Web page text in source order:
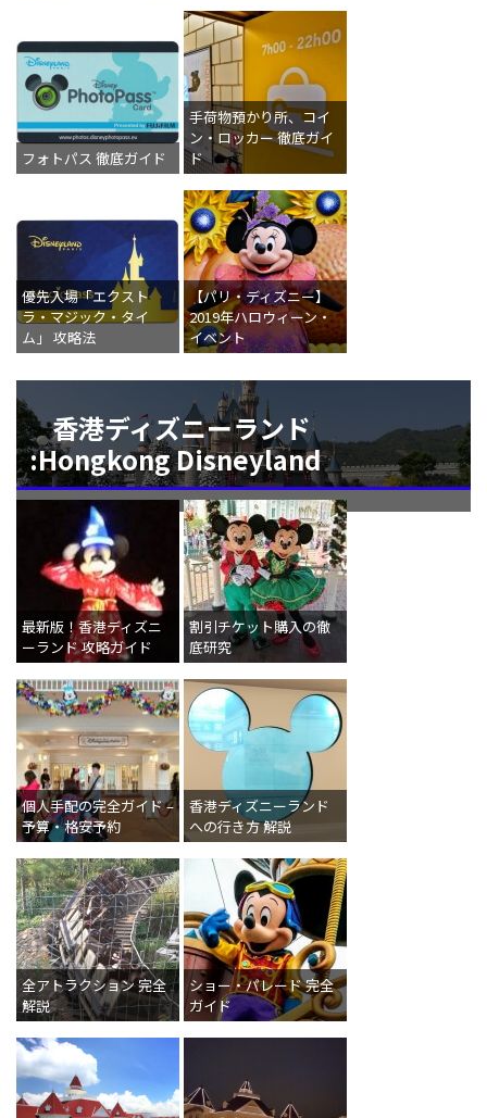
フォトパス 徹底ガイド
手荷物預かり所、コイ
ン・ロッカー 徹底ガイ
ド
優先入場「エクスト
ラ・マジック・タイ
ム」 攻略法
【パリ・ディズニー】
2019年ハロウィーン・
イベント
香港ディズニーランド
:Hongkong Disneyland
最新版！香港ディズニ
ーランド 攻略ガイド
割引チケット購入の徹
底研究
個人手配の完全ガイド –
予算・格安予約
香港ディズニーランド
への行き方 解説
全アトラクション 完全
解説
ショー・パレード 完全
ガイド